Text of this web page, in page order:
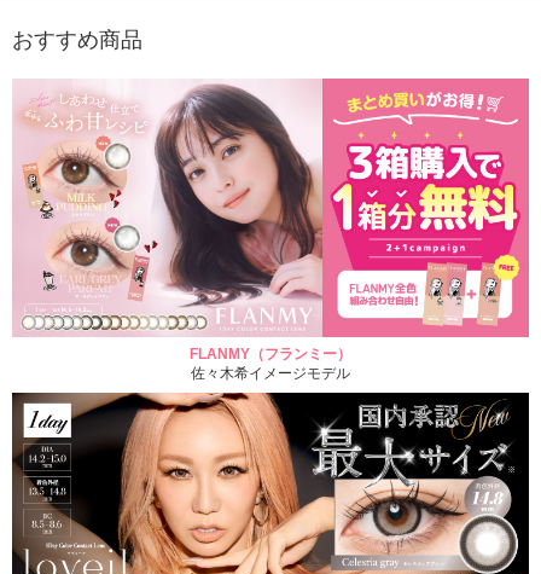
おすすめ商品
FLANMY（フランミー）
佐々木希イメージモデル